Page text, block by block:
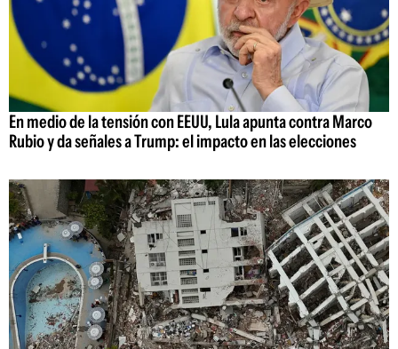
En medio de la tensión con EEUU, Lula apunta contra Marco
Rubio y da señales a Trump: el impacto en las elecciones